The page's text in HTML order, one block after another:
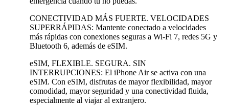
CONECTIVIDAD MÁS FUERTE. VELOCIDADES
SUPERRÁPIDAS: Mantente conectado a velocidades
más rápidas con conexiones seguras a Wi-Fi 7, redes 5G y
Bluetooth 6, además de eSIM.
eSIM, FLEXIBLE. SEGURA. SIN
INTERRUPCIONES: El iPhone Air se activa con una
eSIM. Con eSIM, disfrutas de mayor flexibilidad, mayor
comodidad, mayor seguridad y una conectividad fluida,
especialmente al viajar al extranjero.